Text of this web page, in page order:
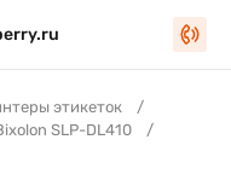
этикеток
SLP-DL410